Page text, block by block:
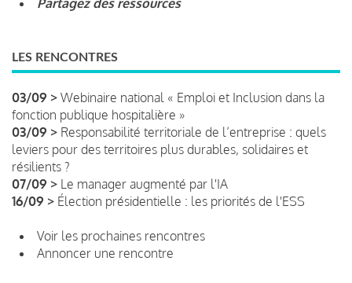
LES RENCONTRES
03/09 > Webinaire national « Emploi et Inclusion dans la
fonction publique hospitalière »
03/09 > Responsabilité territoriale de l’entreprise : quels
leviers pour des territoires plus durables, solidaires et
résilients ?
07/09 > Le manager augmenté par l'IA
16/09 > Élection présidentielle : les priorités de l'ESS
Voir les prochaines rencontres
Annoncer une rencontre